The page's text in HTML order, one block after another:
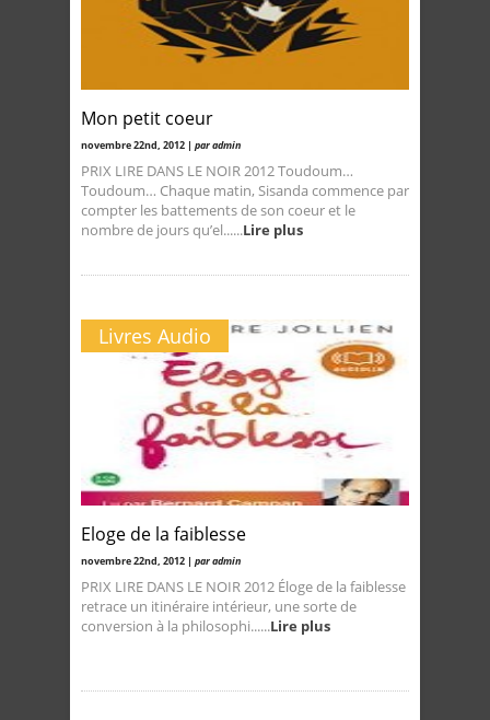
Mon petit coeur
novembre 22nd, 2012 | par admin
PRIX LIRE DANS LE NOIR 2012 Toudoum…
Toudoum… Chaque matin, Sisanda commence par
compter les battements de son coeur et le
nombre de jours qu’el......Lire plus
Livres Audio
Eloge de la faiblesse
novembre 22nd, 2012 | par admin
PRIX LIRE DANS LE NOIR 2012 Éloge de la faiblesse
retrace un itinéraire intérieur, une sorte de
conversion à la philosophi......Lire plus